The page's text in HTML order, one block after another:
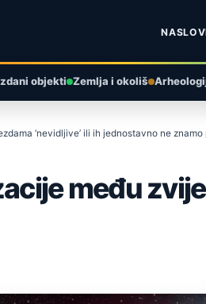
objekti Zemlja i okoliš
‘nevidljive’ ili ih jednostavno ne znamo
među